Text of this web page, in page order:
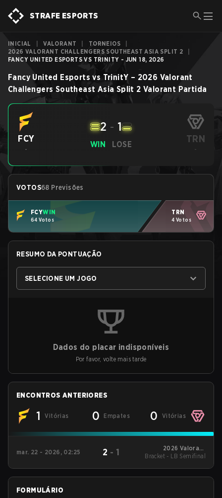
STRAFE ESPORTS
INICIAL VALORANT TORNEIOS
2026 VALORANT CHALLENGERS SOUTHEAST ASIA SPLIT 2
FANCY UNITED ESPORTS VS TRINITY - JUN 18, 2026
Fancy United Esports vs TrinitY – 2026 Valorant
Challengers Southeast Asia Split 2 Valorant Partida
FCY
-
WIN
2 - 1
LOSE TRN
-
VOTOS68 Previsões
FCYWIN
64 Votos
TRN
4 Votos
RESUMO DA PONTUAÇÃO
SELECIONE UM JOGO
Dados do placar indisponíveis
Por favor, volte mais tarde
ENCONTROS ANTERIORES
1 Vitórias 0 Empates 0 Vitórias
mar. 22 - 2026, 02:25 2 - 1
2026 Valorant
Challengers
Bracket - LB Semifinal
FORMULÁRIO